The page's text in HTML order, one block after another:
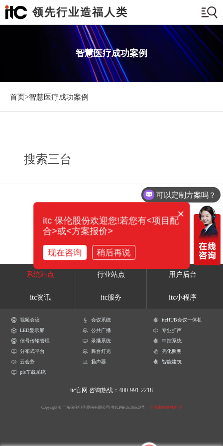
领先行业造福人类
智慧医疗成功案例
首页>智慧医疗成功案例
搜索三台
系统站点 行业站点 用户后台
itc资讯 itc服务 itc小程序
视频会议 会议系统
itcHUB会议一体机
LED显示屏
公共广播
专业扩声
信号传输管理
录播系统
中控系统
分布式平台
舞台灯光
亮化照明
云会务
扬声器
智能建筑
pis车载系统
itc官网 咨询热线：400-991-2218
Copyright © 广东保伦电子股份有限公司 粤ICP备16106620号 产品参数解释声明
可以定制方案吗？
×
itc 保伦股份欢迎您!若您有<项目配
合>或<方案报价>
现在咨询 稍后再说